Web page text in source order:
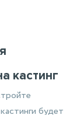
кастинг
будет